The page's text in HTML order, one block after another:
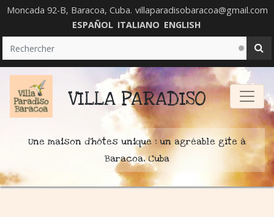
Moncada 92-B, Baracoa, Cuba. villaparadisobaracoa@gmail.com
ESPAÑOL ITALIANO ENGLISH
VILLA PARADISO
Une maison d'hôtes unique : un agréable gîte à
Baracoa, Cuba